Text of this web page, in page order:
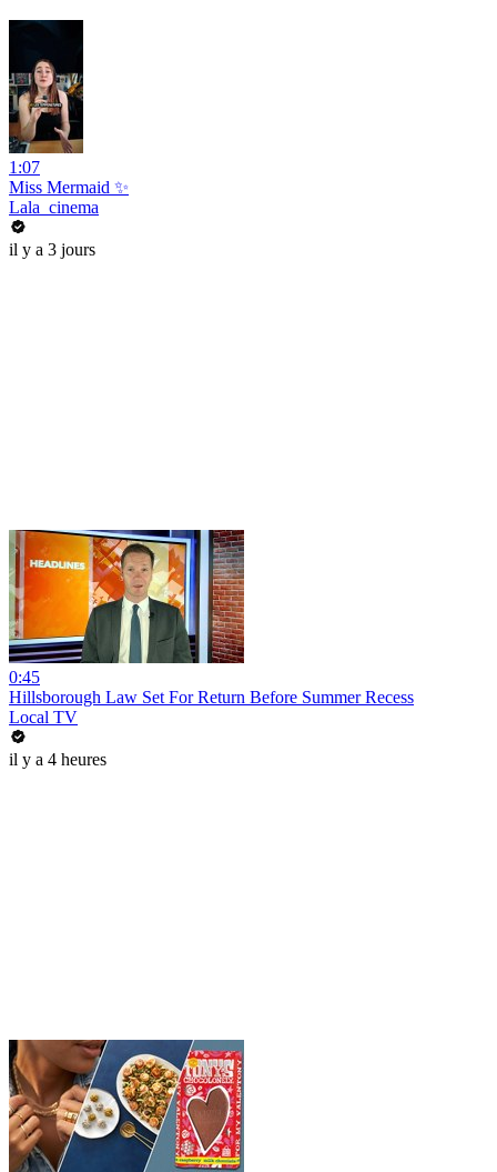
1:07
Miss Mermaid ✨
Lala_cinema
il y a 3 jours
0:45
Hillsborough Law Set For Return Before Summer Recess
Local TV
il y a 4 heures